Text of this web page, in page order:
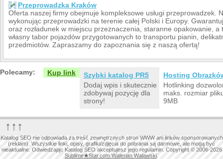
Przeprowadzka Kraków
Oferta naszej firmy obejmuje kompleksowe usługi przeprowadzek.
wykonując przeprowadzki na terenie całej Polski i Europy.
oraz rozładunek w miejscu przeznaczenia, staranne opakowanie,
własny tabor pojazdów przygotowanych to transportu pianin,
przedmiotów. Zapraszamy do zapoznania się z naszą ofertą!
Polecamy: Kup link
Szybki katalog PR5
Dodaj wpis i skutecznie
zdobywaj pozycję dla
strony!
Hosting
Hotlinking
maks. rozmiar
9MB
↑↑↑
Katalog SEO nie odpowiada za treść zewnętrznych stron WWW ani linków sponsorowanych
(reklam). Wszystkie linki, opisy, grafiki/zdjęcia do pobrania są darmowe, ale mogą być
nieaktualne. Odwiedzając Katalog SEO akceptujesz jego regulamin. Copyright © 2006-2026
Sublime★Star.com Walerian Walawski